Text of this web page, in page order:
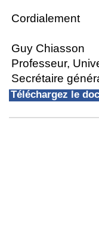
Cordialement
Guy Chiasson
Professeur,
Secrétaire
Téléchargez le